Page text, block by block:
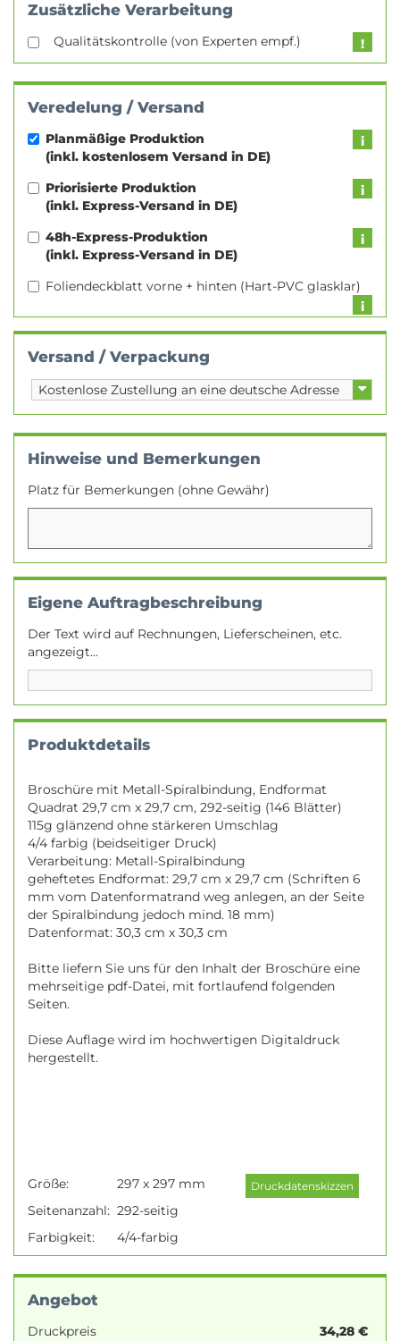
Zusätzliche Verarbeitung
Qualitätskontrolle (von Experten empf.)
Veredelung / Versand
Planmäßige Produktion
(inkl. kostenlosem Versand in DE)
Priorisierte Produktion
(inkl. Express-Versand in DE)
48h-Express-Produktion
(inkl. Express-Versand in DE)
Foliendeckblatt vorne + hinten (Hart-PVC glasklar)
Versand / Verpackung
Hinweise und Bemerkungen
Platz für Bemerkungen (ohne Gewähr)
Eigene Auftragbeschreibung
Der Text wird auf Rechnungen, Lieferscheinen, etc.
angezeigt...
Produktdetails
Broschüre mit Metall-Spiralbindung, Endformat
Quadrat 29,7 cm x 29,7 cm, 292-seitig (146 Blätter)
115g glänzend ohne stärkeren Umschlag
4/4 farbig (beidseitiger Druck)
Verarbeitung: Metall-Spiralbindung
geheftetes Endformat: 29,7 cm x 29,7 cm (Schriften 6
mm vom Datenformatrand weg anlegen, an der Seite
der Spiralbindung jedoch mind. 18 mm)
Datenformat: 30,3 cm x 30,3 cm
Bitte liefern Sie uns für den Inhalt der Broschüre eine
mehrseitige pdf-Datei, mit fortlaufend folgenden
Seiten.
Diese Auflage wird im hochwertigen Digitaldruck
hergestellt.
Größe:
297 x 297 mm
Seitenanzahl: 292-seitig
Farbigkeit:
4/4-farbig
Angebot
Druckpreis 34,28 €